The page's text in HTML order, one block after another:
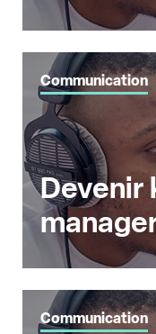
Communication
Devenir
Communication